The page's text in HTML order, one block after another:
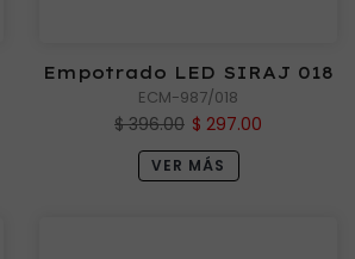
Empotrado LED SIRAJ 018
ECM-987/018
$ 396.00 $ 297.00
VER MÁS